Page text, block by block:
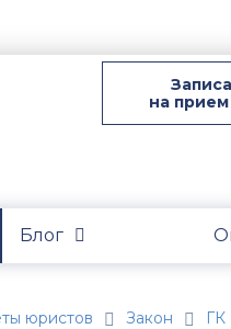
на
Блог
юристов Закон